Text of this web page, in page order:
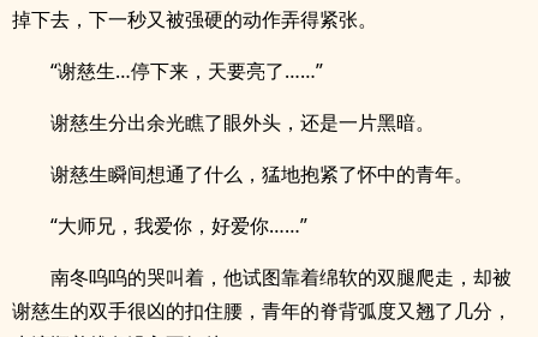
掉下去，下一秒又被强硬的动作弄得紧张。
“谢慈生…停下来，天要亮了……”
谢慈生分出余光瞧了眼外头，还是一片黑暗。
谢慈生瞬间想通了什么，猛地抱紧了怀中的青年。
“大师兄，我爱你，好爱你……”
南冬呜呜的哭叫着，他试图靠着绵软的双腿爬走，却被
谢慈生的双手很凶的扣住腰，青年的脊背弧度又翘了几分，